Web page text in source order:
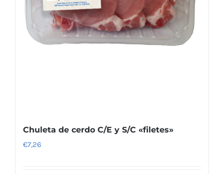
Chuleta de cerdo C/E y S/C «filetes»
€7,26